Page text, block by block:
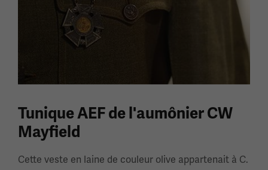
Tunique AEF de l'aumônier CW
Mayfield
Cette veste en laine de couleur olive appartenait à C.